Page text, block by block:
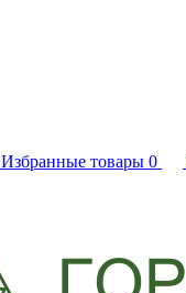
Избранные товары 0